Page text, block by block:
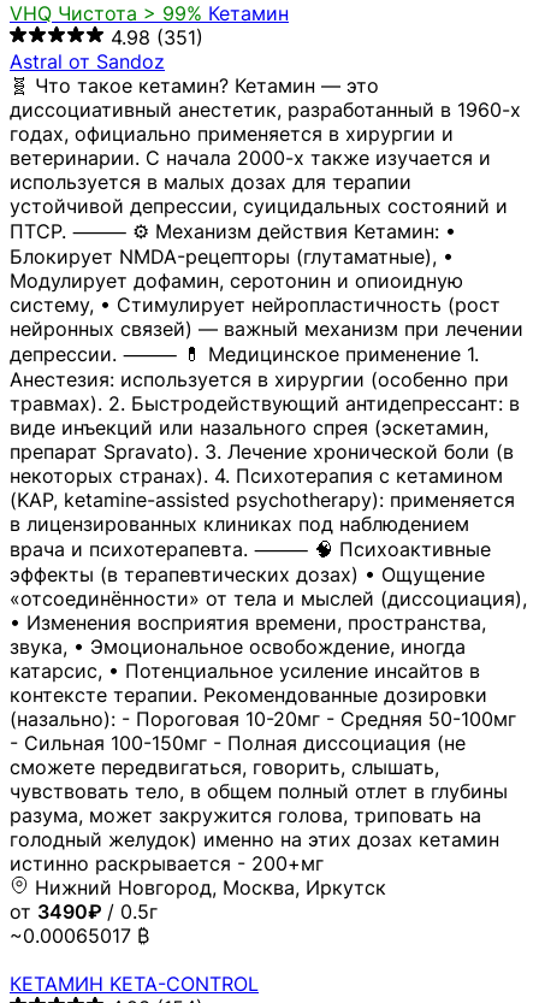
VHQ Чистота > 99% Кетамин
4.98 (351)
Astral от Sandoz
🧬 Что такое кетамин? Кетамин — это
диссоциативный анестетик, разработанный в 1960-х
годах, официально применяется в хирургии и
ветеринарии. С начала 2000-х также изучается и
используется в малых дозах для терапии
устойчивой депрессии, суицидальных состояний и
ПТСР. ⸻ ⚙️ Механизм действия Кетамин: •
Блокирует NMDA-рецепторы (глутаматные), •
Модулирует дофамин, серотонин и опиоидную
систему, • Стимулирует нейропластичность (рост
нейронных связей) — важный механизм при лечении
депрессии. ⸻ 💊 Медицинское применение 1.
Анестезия: используется в хирургии (особенно при
травмах). 2. Быстродействующий антидепрессант: в
виде инъекций или назального спрея (эскетамин,
препарат Spravato). 3. Лечение хронической боли (в
некоторых странах). 4. Психотерапия с кетамином
(KAP, ketamine-assisted psychotherapy): применяется
в лицензированных клиниках под наблюдением
врача и психотерапевта. ⸻ 🧠 Психоактивные
эффекты (в терапевтических дозах) • Ощущение
«отсоединённости» от тела и мыслей (диссоциация),
• Изменения восприятия времени, пространства,
звука, • Эмоциональное освобождение, иногда
катарсис, • Потенциальное усиление инсайтов в
контексте терапии. Рекомендованные дозировки
(назально): - Пороговая 10-20мг - Средняя 50-100мг
- Сильная 100-150мг - Полная диссоциация (не
сможете передвигаться, говорить, слышать,
чувствовать тело, в общем полный отлет в глубины
разума, может закружится голова, триповать на
голодный желудок) именно на этих дозах кетамин
истинно раскрывается - 200+мг
Нижний Новгород, Москва, Иркутск
от 3490₽ / 0.5г
~0.00065017 ₿
КЕТАМИН KETA-CONTROL